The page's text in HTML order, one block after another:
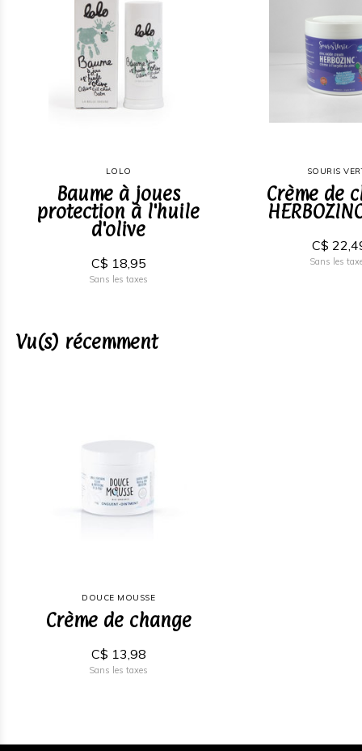
LOLO
Baume à joues
protection à l'huile
d'olive
C$ 18,95
Sans les taxes
SOURIS
Crème de
C$
Sans les
Vu(s) récemment
DOUCE MOUSSE
Crème de change
C$ 13,98
Sans les taxes